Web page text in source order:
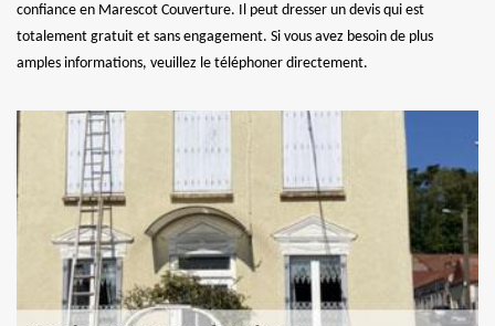
confiance en Marescot Couverture. Il peut dresser un devis qui est
totalement gratuit et sans engagement. Si vous avez besoin de plus
amples informations, veuillez le téléphoner directement.